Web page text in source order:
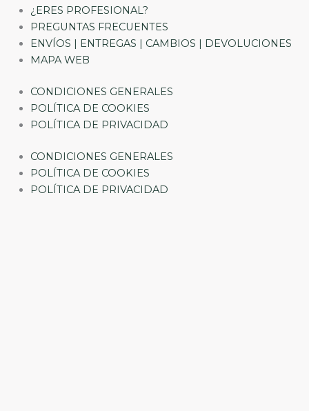
¿ERES PROFESIONAL?
PREGUNTAS FRECUENTES
ENVÍOS | ENTREGAS | CAMBIOS | DEVOLUCIONES
MAPA WEB
CONDICIONES GENERALES
POLÍTICA DE COOKIES
POLÍTICA DE PRIVACIDAD
CONDICIONES GENERALES
POLÍTICA DE COOKIES
POLÍTICA DE PRIVACIDAD